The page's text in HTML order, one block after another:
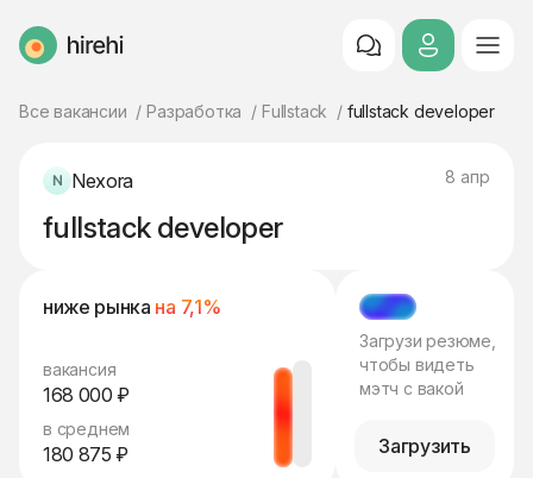
HireHi
Все вакансии Разработка Fullstack fullstack developer
Nexora 8 апр
fullstack developer
ниже рынка на 7,1%
вакансия
168 000 ₽
в среднем
180 875 ₽
МЭТЧ
Загрузи резюме,
чтобы видеть
мэтч с вакой
Загрузить